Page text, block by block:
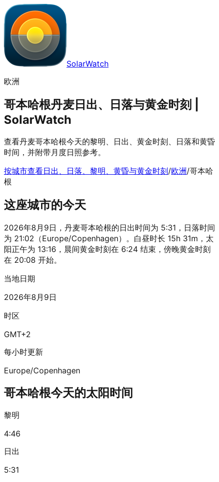
SolarWatch
欧洲
哥本哈根丹麦日出、日落与黄金时刻 |
SolarWatch
查看丹麦哥本哈根今天的黎明、日出、黄金时刻、日落和黄昏
时间，并附带月度日照参考。
按城市查看日出、日落、黎明、黄昏与黄金时刻/欧洲/哥本哈
根
这座城市的今天
2026年8月9日，丹麦哥本哈根的日出时间为 5:31，日落时间
为 21:02（Europe/Copenhagen）。白昼时长 15h 31m，太
阳正午为 13:16，晨间黄金时刻在 6:24 结束，傍晚黄金时刻
在 20:08 开始。
当地日期
2026年8月9日
时区
GMT+2
每小时更新
Europe/Copenhagen
哥本哈根今天的太阳时间
黎明
4:46
日出
5:31